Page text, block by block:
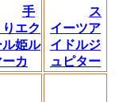
手
エク
ル姫ル
ーカ
ス
イーツア
イドルジ
ュピター